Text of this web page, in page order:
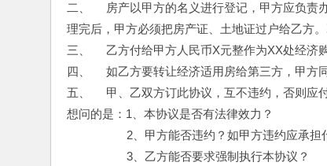
二、     房产以甲方的名义进行登记，甲方应负
理完后，甲方必须把房产证、土地证过户给乙方
三、     乙方付给甲方人民币X元整作为XX处经济
四、     如乙方要转让经济适用房给第三方，甲
五、     甲、乙双方订此协议，互不违约，否则应
想问的是：1、本协议是否有法律效力？
2、甲方能否违约？如甲方违约应承担什
3、乙方能否要求强制执行本协议？